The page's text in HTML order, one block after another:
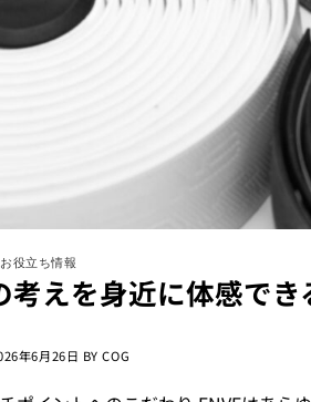
お役立ち情報
考えを身近に体感で
年6月26日 BYCOG